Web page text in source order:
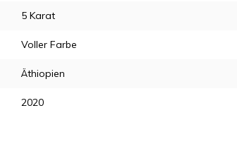
5 Karat
Voller Farbe
Äthiopien
2020